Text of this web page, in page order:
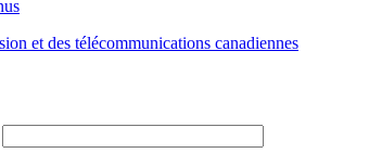
et des télécommunications canadiennes